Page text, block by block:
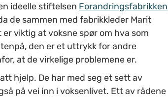
ideelle stiftelsen Forandringsfabrikken
de sammen med fabrikkleder Marit
viktig at voksne spør om hva som
den er et uttrykk for andre
at de virkelige problemene er.
hjelp. De har med seg et sett av
på vei inn i voksenlivet. Ett av rådene